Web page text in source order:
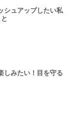
シュアップしたい私
しみたい！目を守る